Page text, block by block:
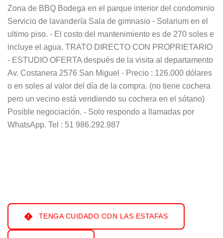
Zona de BBQ Bodega en el parque interior del condominio
Servicio de lavandería Sala de gimnasio - Solarium en el
ultimo piso. - El costo del mantenimiento es de 270 soles e
incluye el agua. TRATO DIRECTO CON PROPRIETARIO
- ESTUDIO OFERTA después de la visita al departamento
Av. Costanera 2576 San Miguel - Precio : 126.000 dólares
o en soles al valor del día de la compra. (no tiene cochera
pero un vecino está vendiendo su cochera en el sótano)
Posible negociación. - Solo respondo a llamadas por
WhatsApp. Tel : 51 986.292.987
TENGA CUIDADO CON LAS ESTAFAS